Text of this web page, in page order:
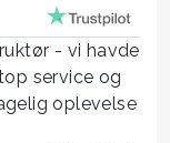
- vi havde
service og
oplevelse